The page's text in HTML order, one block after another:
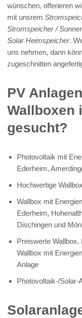
wünschen, offerieren
mit unsrem
Stromspeicher /
Solar Heimspeicher.
uns nehmen, dann
zugeschnitten
PV
Wallboxen
gesucht?
Photovoltaik mit
Ederheim,
Hochwertige
Wallbox mit
Ederheim,
Dischingen und
Preiswerte
Wallbox mit
Anlage
Photovoltaik-/Solar-